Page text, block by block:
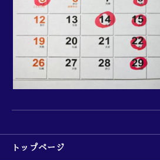
トップページ